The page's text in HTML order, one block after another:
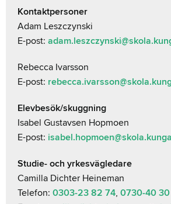
Kontaktpersoner
Adam Leszczynski
E-post:
Rebecca Ivarsson
E-post:
Elevbesök/skuggning
Isabel Gustavsen Hopmoen
E-post:
Studie- och yrkesvägledare
Camilla Dichter Heineman
Telefon: 0303-23 82 74, 0730-40 30